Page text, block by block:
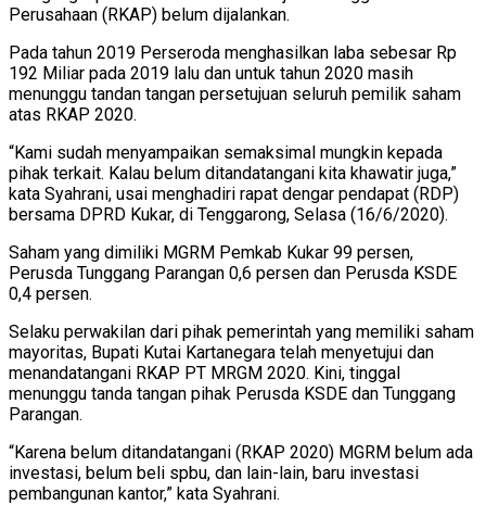
Perusahaan (RKAP) belum dijalankan.
Pada tahun 2019 Perseroda menghasilkan laba sebesar Rp
192 Miliar pada 2019 lalu dan untuk tahun 2020 masih
menunggu tandan tangan persetujuan seluruh pemilik saham
atas RKAP 2020.
“Kami sudah menyampaikan semaksimal mungkin kepada
pihak terkait. Kalau belum ditandatangani kita khawatir juga,”
kata Syahrani, usai menghadiri rapat dengar pendapat (RDP)
bersama DPRD Kukar, di Tenggarong, Selasa (16/6/2020).
Saham yang dimiliki MGRM Pemkab Kukar 99 persen,
Perusda Tunggang Parangan 0,6 persen dan Perusda KSDE
0,4 persen.
Selaku perwakilan dari pihak pemerintah yang memiliki saham
mayoritas, Bupati Kutai Kartanegara telah menyetujui dan
menandatangani RKAP PT MRGM 2020. Kini, tinggal
menunggu tanda tangan pihak Perusda KSDE dan Tunggang
Parangan.
“Karena belum ditandatangani (RKAP 2020) MGRM belum ada
investasi, belum beli spbu, dan lain-lain, baru investasi
pembangunan kantor,” kata Syahrani.